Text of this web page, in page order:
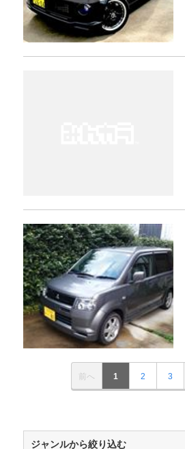
前へ 1 2 3
ジャンルから絞り込む